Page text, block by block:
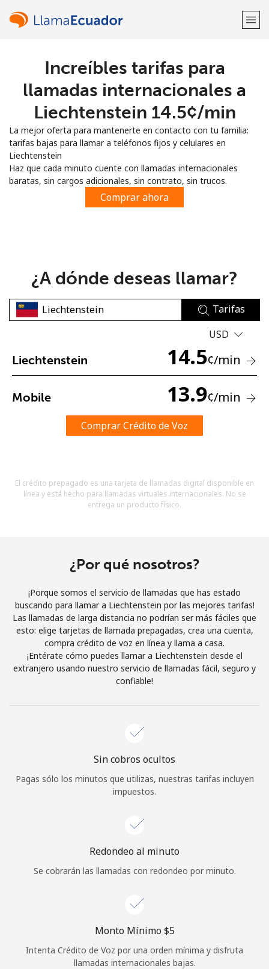
¡Bienvenido!
Regístrate con
o
No se ha creado una contraseña
Una letra mayúscula y una minúscula
Un caracter especial
Términos y condiciones.
Únete
¡Hola!
¿Olvidaste tu contraseña? →
Iniciar Sesión
Increíbles tarifas para
llamadas internacionales a
Liechtenstein ⁦14.5¢⁩/min
La mejor oferta para mantenerte en contacto con tu familia:
tarifas bajas para llamar a teléfonos fijos y celulares en
Liechtenstein
Haz que cada minuto cuente con llamadas internacionales
baratas, sin cargos adicionales, sin contrato, sin trucos.
Comprar ahora
¿A dónde deseas llamar?
Tarifas
USD
Liechtenstein 14.5¢/min
Mobile 13.9¢/min
Comprar Crédito de Voz
El crédito prepagado es una tarjeta de llamadas digital disponible en
línea y está hecho para llamadas virtuales internacionales. No se
entrega un producto físico.
¿Por qué nosotros?
¡Porque somos el servicio de llamadas que has estado
buscando para llamar a Liechtenstein por las mejores tarifas!
Las llamadas de larga distancia no podrían ser más fáciles que
esto: elige tarjetas de llamada prepagadas, crea una cuenta,
compra crédito de voz en línea y llama a casa.
¡Entérate cómo puedes llamar a Liechtenstein desde el
extranjero usando nuestro servicio de llamadas fácil, seguro y
confiable!
Sin cobros ocultos
Pagas sólo los minutos que utilizas, nuestras tarifas incluyen
impuestos.
Redondeo al minuto
Se cobrarán las llamadas con redondeo por minuto.
Monto Mínimo ⁦$5⁩
Intenta Crédito de Voz por una orden mínima y disfruta
llamadas internacionales bajas.